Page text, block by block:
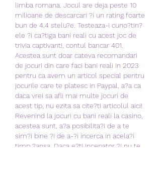
limba romana. Jocul are deja peste 10
milioane de descarcari ?i un rating foarte
bun de 4,4 stelu?e. Testeaza-i cuno?tin?
ele ?i ca?tiga bani reali cu acest joc de
trivia captivant!, contul bancar 401.
Acestea sunt doar cateva recomandari
de jocuri din care faci bani reali in 2023
pentru ca avem un articol special pentru
jocurile care te platesc in Paypal, a?a ca
daca vrei sa afli mai multe jocuri de
acest tip, nu ezita sa cite?ti articolul aici!
Revenind la jocuri cu bani reali la casino,
acestea sunt, a?a posibilita?i de a te
sim?i bine ?i de a-?i incerca in acela?i
timp ?ansa. Daca e?ti incepator ?i nu te